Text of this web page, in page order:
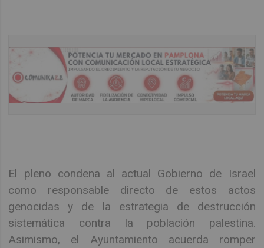
El pleno condena al actual Gobierno de Israel
como responsable directo de estos actos
genocidas y de la estrategia de destrucción
sistemática contra la población palestina.
Asimismo, el Ayuntamiento acuerda romper